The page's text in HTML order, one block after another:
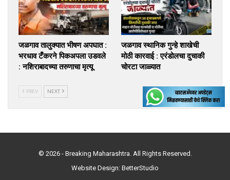
जळगाव तालुक्यात भीषण अपघात :
भरधाव टँकरने पिकअपला उडवले
: नशिराबादच्या तरुणाचा मृत्यू
जळगाव स्थानिक गुन्हे शाखेची
मोठी कारवाई : एरंडोलचा दुचाकी
चोरटा जाळ्यात
PREV NEXT
© 2026 - Breaking Maharashtra. All Rights Reserved.
Website Design: BetterStudio